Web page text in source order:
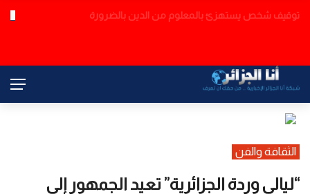
عاجل
الجزائر تمنح النيجر 4 مروحيات وتجهيزات عسكرياً
الثقافة والفن
“ليالي وردة الجزائرية” تعيد الجمهور إلى